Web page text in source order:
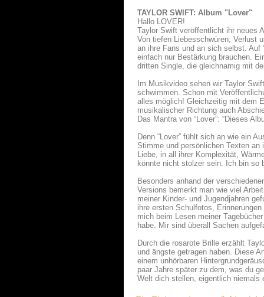
TAYLOR SWIFT: Album "Lover"
Hallo LOVER!
Taylor Swift veröffentlicht ihr neues
Von tiefen Liebesschwüren, Verlust
an ihre Fans und an sich selbst. Auf
einfach nur Bestärkung brauchen.
dritten Single, die gleichnamig mit
Im Musikvideo sehen wir Taylor
schwimmen. Schon mit
alles möglich! Gleichzeitig mit dem
musikalischer Richtung auch
Das Mantra von “Lover”: “Dieses
Denn “Lover” fühlt sich an wie ein
Stimme und persönlichen Texten
Liebe, in all ihrer Komplexität,
könnte nicht stolzer sein. Ich bin so
Besonders anhand der
Versions bemerkt man wie viel
meiner Kinder- und Jugendjahren
ihre ersten Schulfotos,
mich beim Lesen meiner
habe. Mir sind überall Sachen
Durch die rosarote Brille erzählt
und ängste getragen haben. Diese
einem unhörbaren
paar Jahre später zu dem, was du
Welt dich stellen, eigentlich niemals